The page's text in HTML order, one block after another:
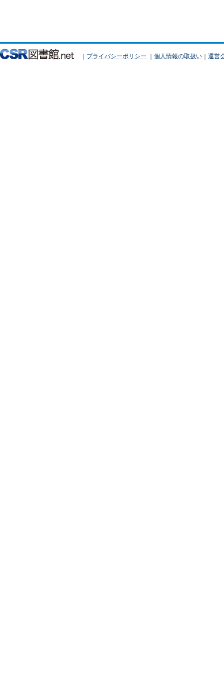
｜ プライバシーポリシー ｜ 個人情報の取扱い ｜ 運営